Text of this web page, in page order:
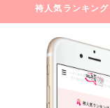
袴人気ランキング